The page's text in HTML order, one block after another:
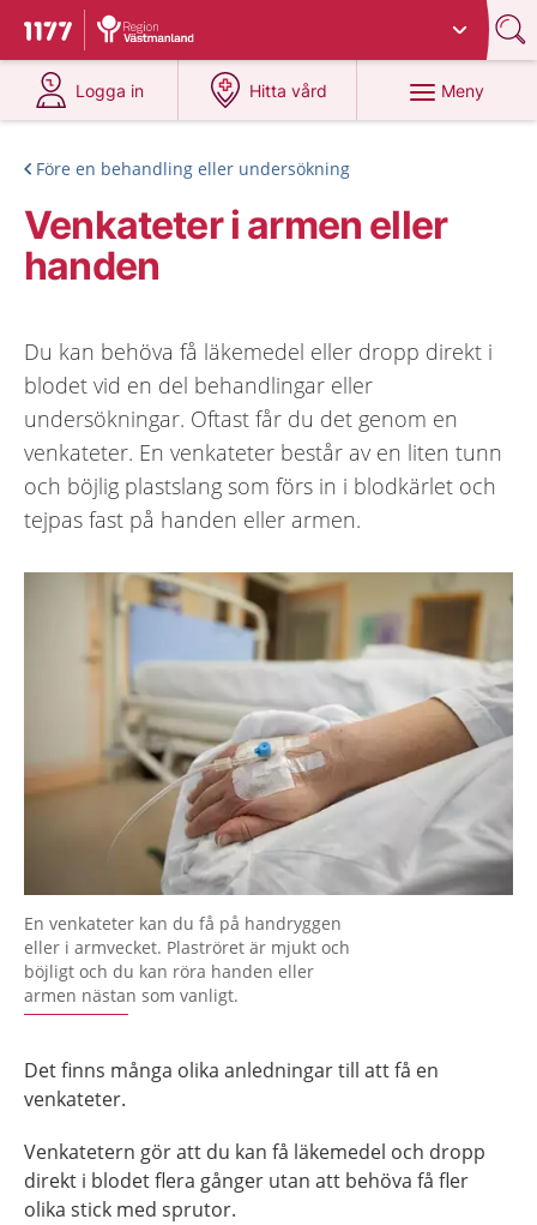
Till startsidan för 1177
Du har valt region
Logga in
på 1177.se
Hitta vård
på 1177.se
Meny
Före en behandling eller undersökning
Venkateter i armen eller
handen
Du kan behöva få läkemedel eller dropp direkt i
blodet vid en del behandlingar eller
undersökningar. Oftast får du det genom en
venkateter. En venkateter består av en liten tunn
och böjlig plastslang som förs in i blodkärlet och
tejpas fast på handen eller armen.
En venkateter kan du få på handryggen
eller i armvecket. Plaströret är mjukt och
böjligt och du kan röra handen eller
armen nästan som vanligt.
Det finns många olika anledningar till att få en
venkateter.
Venkatetern gör att du kan få läkemedel och dropp
direkt i blodet flera gånger utan att behöva få fler
olika stick med sprutor.